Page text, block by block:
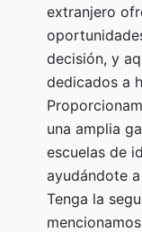
extranjero
decisión, y
dedicados a
una amplia
escuelas de
ayudándote
Tenga la